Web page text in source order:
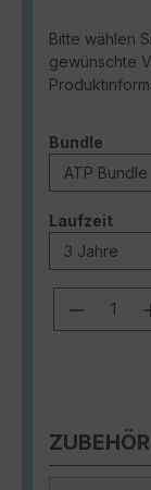
Bitte wählen
gewünschte
Bundle
Laufzeit